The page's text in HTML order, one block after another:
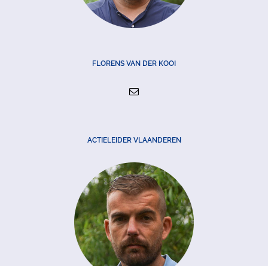
FLORENS VAN DER KOOI
ACTIELEIDER VLAANDEREN